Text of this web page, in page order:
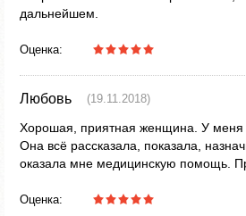
дальнейшем.
Оценка:
Любовь (19.11.2018)
Хорошая, приятная женщина. У меня
Она всё рассказала, показала,
оказала мне медицинскую помощь.
Оценка: